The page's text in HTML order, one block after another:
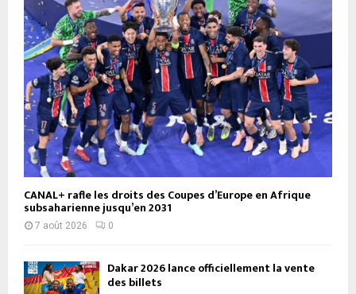
CANAL+ rafle les droits des Coupes d’Europe en Afrique
subsaharienne jusqu’en 2031
7 août 2026 0
Dakar 2026 lance officiellement la vente
des billets